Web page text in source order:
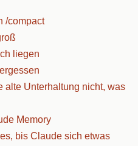
/compact
liegen
alte Unterhaltung nicht, was
Memory
bis Claude sich etwas